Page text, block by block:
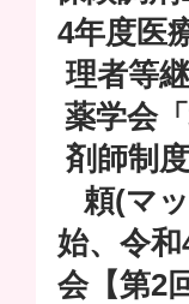
4年度医
理者等
薬学会
剤師制
頼(マ
始、令
会【第2